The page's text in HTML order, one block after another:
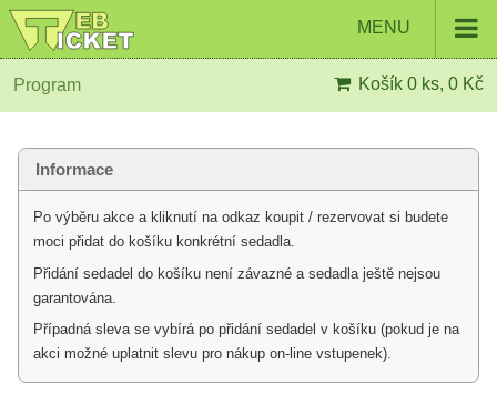
MENU
Program Košík 0 ks, 0 Kč
Informace
Po výběru akce a kliknutí na odkaz koupit / rezervovat si budete
moci přidat do košíku konkrétní sedadla.
Přidání sedadel do košíku není závazné a sedadla ještě nejsou
garantována.
Případná sleva se vybírá po přidání sedadel v košíku (pokud je na
akci možné uplatnit slevu pro nákup on-line vstupenek).